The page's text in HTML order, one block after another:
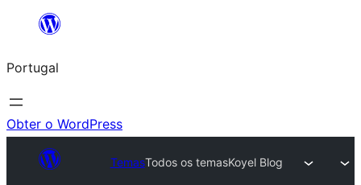
Saltar
o
conteúdo
Portugal
Obter o WordPress
TemasTodos os temasKoyel Blog